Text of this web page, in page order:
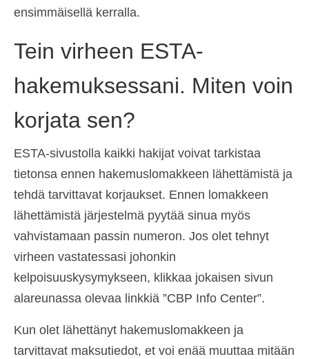
ensimmäisellä kerralla.
Tein virheen ESTA-
hakemuksessani. Miten voin
korjata sen?
ESTA-sivustolla kaikki hakijat voivat tarkistaa
tietonsa ennen hakemuslomakkeen lähettämistä ja
tehdä tarvittavat korjaukset. Ennen lomakkeen
lähettämistä järjestelmä pyytää sinua myös
vahvistamaan passin numeron. Jos olet tehnyt
virheen vastatessasi johonkin
kelpoisuuskysymykseen, klikkaa jokaisen sivun
alareunassa olevaa linkkiä ”CBP Info Center”.
Kun olet lähettänyt hakemuslomakkeen ja
tarvittavat maksutiedot, et voi enää muuttaa mitään